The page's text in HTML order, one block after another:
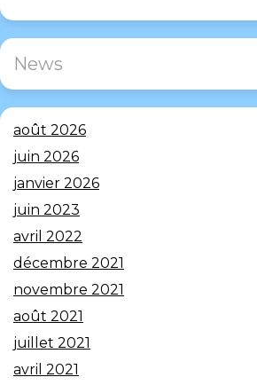
News
août 2026
juin 2026
janvier 2026
juin 2023
avril 2022
décembre 2021
novembre 2021
août 2021
juillet 2021
avril 2021